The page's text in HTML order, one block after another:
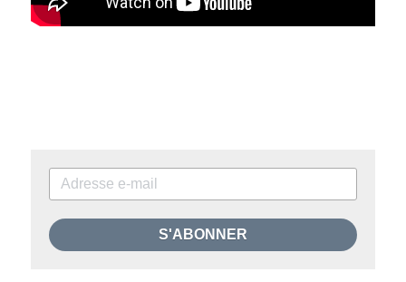
S'ABONNER